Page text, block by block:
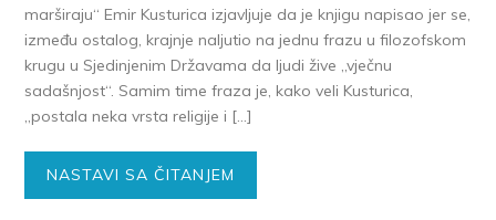
marširaju“ Emir Kusturica izjavljuje da je knjigu napisao jer se,
između ostalog, krajnje naljutio na jednu frazu u filozofskom
krugu u Sjedinjenim Državama da ljudi žive „vječnu
sadašnjost“. Samim time fraza je, kako veli Kusturica,
„postala neka vrsta religije i […]
NASTAVI SA ČITANJEM